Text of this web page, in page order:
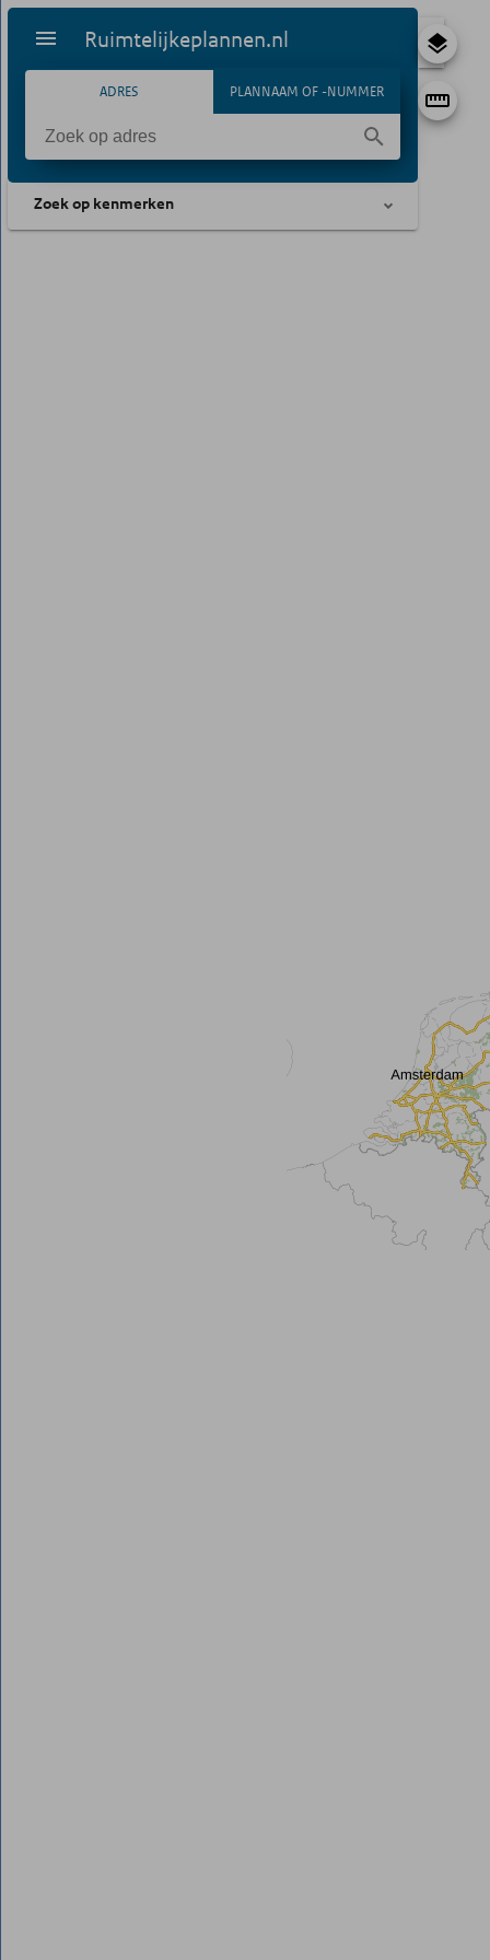
Ruimtelijkeplannen.nl
ADRES PLANNAAM OF -NUMMER
Zoek op kenmerken